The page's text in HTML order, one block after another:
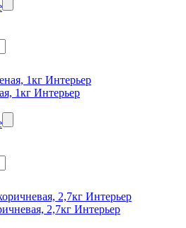
1кг Интерьер
2,7кг Интерьер